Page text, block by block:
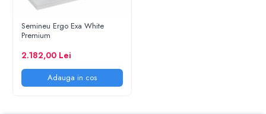
Semineu Ergo Exa White
Premium
2.182,00 Lei
Adauga in cos